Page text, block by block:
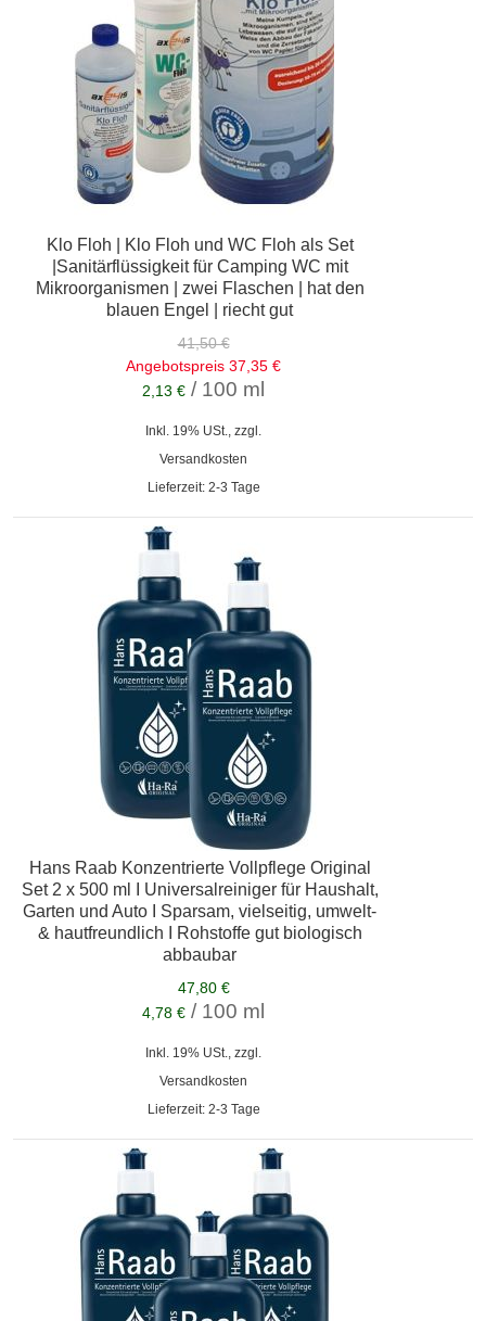
Klo Floh | Klo Floh und WC Floh als Set
|Sanitärflüssigkeit für Camping WC mit
Mikroorganismen | zwei Flaschen | hat den
blauen Engel | riecht gut
41,50 €
Angebotspreis 37,35 €
2,13 € / 100 ml
Inkl. 19% USt., zzgl.
Versandkosten
Lieferzeit: 2-3 Tage
Hans Raab Konzentrierte Vollpflege Original
Set 2 x 500 ml I Universalreiniger für Haushalt,
Garten und Auto I Sparsam, vielseitig, umwelt-
& hautfreundlich I Rohstoffe gut biologisch
abbaubar
47,80 €
4,78 € / 100 ml
Inkl. 19% USt., zzgl.
Versandkosten
Lieferzeit: 2-3 Tage